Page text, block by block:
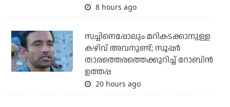
8 hours ago
സച്ചിനെപ്പോലും മറികടക്കാനുള്ള
കഴിവ് അവനുണ്ട്; സൂപ്പര്‍
താരത്തെരത്തെക്കുറിച്ച് റോബിന്‍
ഉത്തപ്പ
20 hours ago